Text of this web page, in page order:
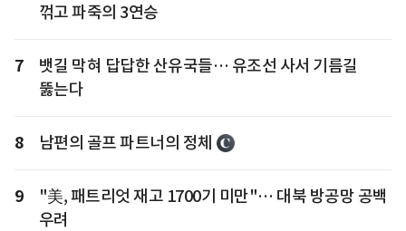
꺾고 파죽의 3연승
7
뱃길 막혀 답답한 산유국들… 유조선 사서 기름길
뚫는다
8 남편의 골프 파트너의 정체
9
"美, 패트리엇 재고 1700기 미만"… 대북 방공망 공백
우려